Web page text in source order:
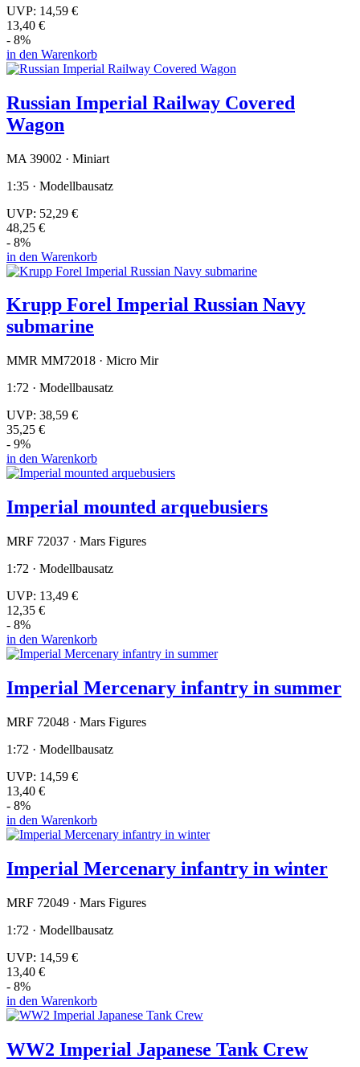
UVP: 14,59 €
13,40 €
- 8%
in den Warenkorb
Russian Imperial Railway Covered
Wagon
MA 39002 · Miniart
1:35 · Modellbausatz
UVP: 52,29 €
48,25 €
- 8%
in den Warenkorb
Krupp Forel Imperial Russian Navy
submarine
MMR MM72018 · Micro Mir
1:72 · Modellbausatz
UVP: 38,59 €
35,25 €
- 9%
in den Warenkorb
Imperial mounted arquebusiers
MRF 72037 · Mars Figures
1:72 · Modellbausatz
UVP: 13,49 €
12,35 €
- 8%
in den Warenkorb
Imperial Mercenary infantry in summer
MRF 72048 · Mars Figures
1:72 · Modellbausatz
UVP: 14,59 €
13,40 €
- 8%
in den Warenkorb
Imperial Mercenary infantry in winter
MRF 72049 · Mars Figures
1:72 · Modellbausatz
UVP: 14,59 €
13,40 €
- 8%
in den Warenkorb
WW2 Imperial Japanese Tank Crew